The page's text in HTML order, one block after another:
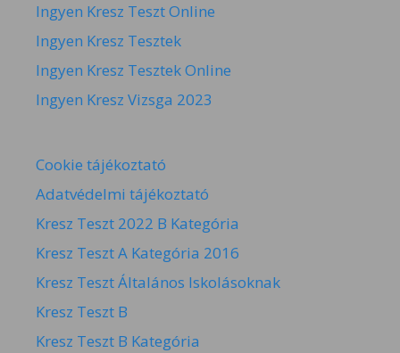
Ingyen Kresz Teszt Online
Ingyen Kresz Tesztek
Ingyen Kresz Tesztek Online
Ingyen Kresz Vizsga 2023
Cookie tájékoztató
Adatvédelmi tájékoztató
Kresz Teszt 2022 B Kategória
Kresz Teszt A Kategória 2016
Kresz Teszt Általános Iskolásoknak
Kresz Teszt B
Kresz Teszt B Kategória